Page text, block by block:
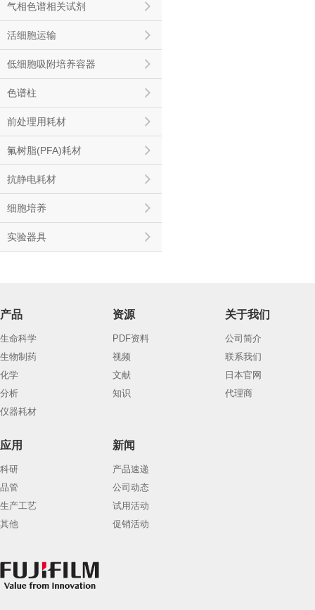
气相色谱相关试剂
活细胞运输
低细胞吸附培养容器
色谱柱
前处理用耗材
氟树脂(PFA)耗材
抗静电耗材
细胞培养
实验器具
产品
生命科学
生物制药
化学
分析
仪器耗材
资源
PDF资料
视频
文献
知识
关于我们
公司简介
联系我们
日本官网
代理商
应用
科研
品管
生产工艺
其他
新闻
产品速递
公司动态
试用活动
促销活动